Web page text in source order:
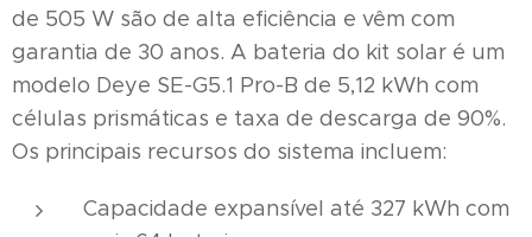
de 505 W são de alta eficiência e vêm com
garantia de 30 anos. A bateria do kit solar é um
modelo Deye SE-G5.1 Pro-B de 5,12 kWh com
células prismáticas e taxa de descarga de 90%.
Os principais recursos do sistema incluem:
Capacidade expansível até 327 kWh com